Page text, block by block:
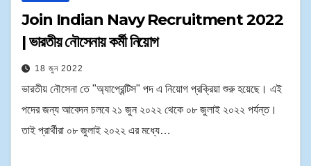
Join Indian Navy Recruitment 2022
| ভারতীয় নৌসেনায় কর্মী নিয়োগ
18 জুন 2022
ভারতীয় নৌসেনা তে "অ্যাপ্রেন্টিস" পদ এ নিয়োগ প্রক্রিয়া শুরু হয়েছে। এই
পদের জন্য আবেদন চলবে ২১ জুন ২০২২ থেকে ০৮ জুলাই ২০২২ পর্যন্ত।
তাই প্রার্থীরা ০৮ জুলাই ২০২২ এর মধ্যে…